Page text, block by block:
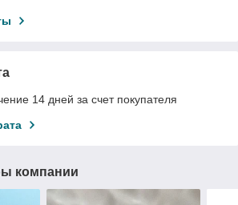
14 дней за счет покупателя
компании